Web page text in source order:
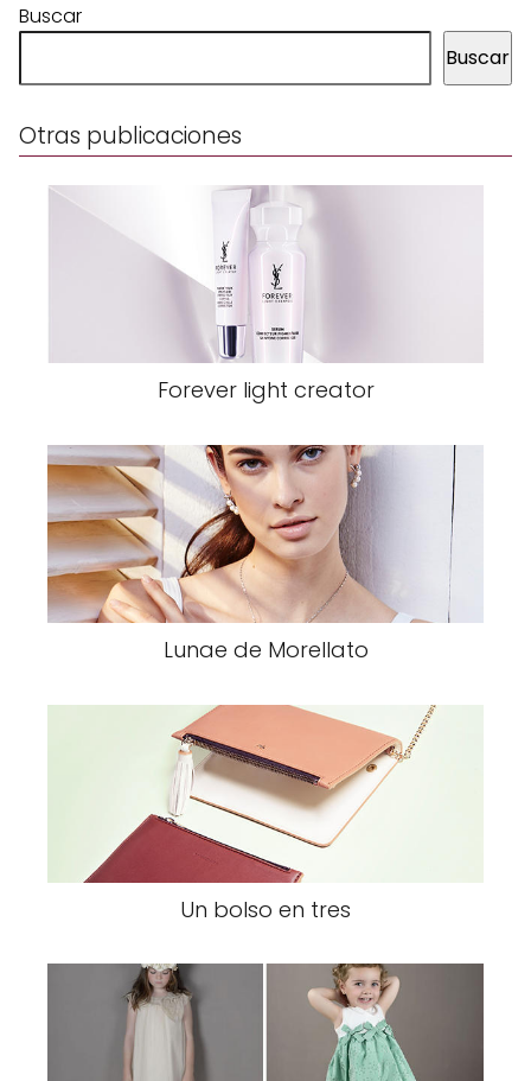
Buscar
Buscar
Otras publicaciones
Forever light creator
Lunae de Morellato
Un bolso en tres